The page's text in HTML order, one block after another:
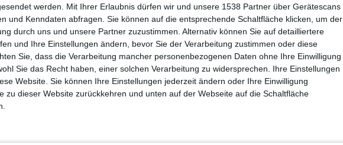
werden.
Mit Ihrer Erlaubnis dürfen wir und unsere 1538 Partner über Gerätescans
und Kenndaten abfragen. Sie können auf die entsprechende Schaltfläche klicken, um der
durch uns und unsere Partner zuzustimmen. Alternativ können Sie auf detailliertere
und Ihre Einstellungen ändern, bevor Sie der Verarbeitung zustimmen oder diese
Sie, dass die Verarbeitung mancher personenbezogenen Daten ohne Ihre Einwilligung
Sie das Recht haben, einer solchen Verarbeitung zu widersprechen. Ihre Einstellungen
Website. Sie können Ihre Einstellungen jederzeit ändern oder Ihre Einwilligung
zu dieser Website zurückkehren und unten auf der Webseite auf die Schaltfläche
RANGLISTE NACH SPORTARTEN
Fußball 560 (100%)
Gesamtrangliste anzeigen